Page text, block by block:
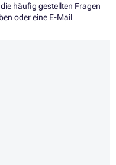
häufig gestellten Fragen
oder eine E-Mail